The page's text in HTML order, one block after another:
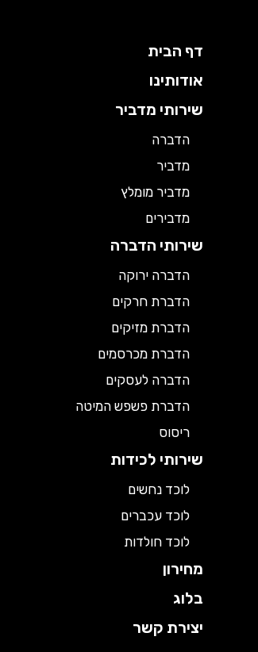
דף הבית
אודותינו
שירותי מדביר
הדברה
מדביר
מדביר מומלץ
מדבירים
שירותי הדברה
הדברה ירוקה
הדברת חרקים
הדברת מזיקים
הדברת מכרסמים
הדברה לעסקים
הדברת פשפש המיטה
ריסוס
שירותי לכידות
לוכד נחשים
לוכד עכברים
לוכד חולדות
מחירון
בלוג
יצירת קשר